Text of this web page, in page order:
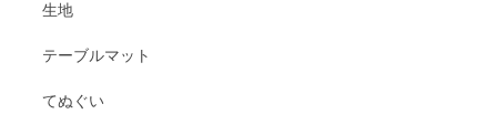
生地
テーブルマット
てぬぐい